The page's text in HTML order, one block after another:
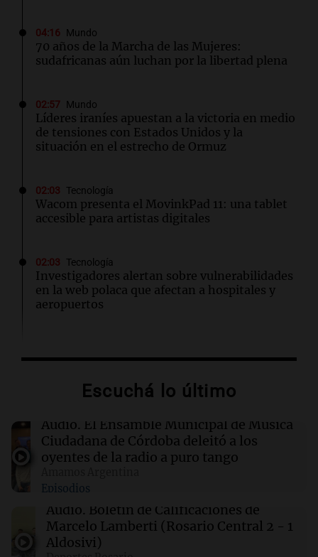
04:16 Mundo
70 años de la Marcha de las Mujeres:
sudafricanas aún luchan por la libertad plena
02:57 Mundo
Líderes iraníes apuestan a la victoria en medio
de tensiones con Estados Unidos y la
situación en el estrecho de Ormuz
02:03 Tecnología
Wacom presenta el MovinkPad 11: una tablet
accesible para artistas digitales
02:03 Tecnología
Investigadores alertan sobre vulnerabilidades
en la web polaca que afectan a hospitales y
aeropuertos
Trump vuelve a intentar limitar la ciudadanía
01:31 Ciencia
Descubren vida inesperada en el cuerpo de
Ötzi, el hombre de hielo de 5.300 años
00:55 Mundo
China se prepara para el tifón Dolphin; cierran
escuelas y actividades turísticas en varias
provincias
Escuchá lo último
Audio. El Ensamble Municipal de Música
Ciudadana de Córdoba deleitó a los
oyentes de la radio a puro tango
Episodios
Audio. Boletín de Calificaciones de
Marcelo Lamberti (Rosario Central 2 - 1
Aldosivi)